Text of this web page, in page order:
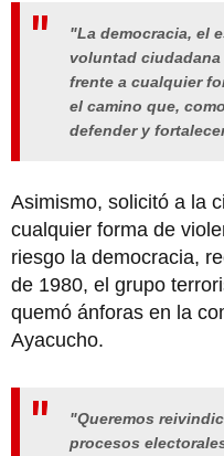
"La democracia, el
voluntad ciudadana
frente a cualquier
el camino que,
defender y
Asimismo, solicitó a la
cualquier forma de
riesgo la democracia,
de 1980, el grupo
quemó ánforas en la
Ayacucho.
"Queremos
procesos